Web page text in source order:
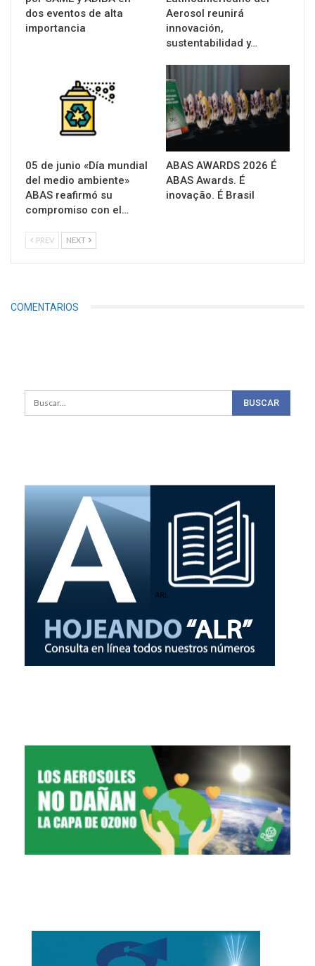
dos eventos de alta
importancia
Aerosol reunirá
innovación,
sustentabilidad y…
05 de junio «Día mundial
del medio ambiente»
ABAS reafirmó su
compromiso con el…
ABAS AWARDS 2026 É
ABAS Awards. É
inovação. É Brasil
PREV NEXT
COMENTARIOS